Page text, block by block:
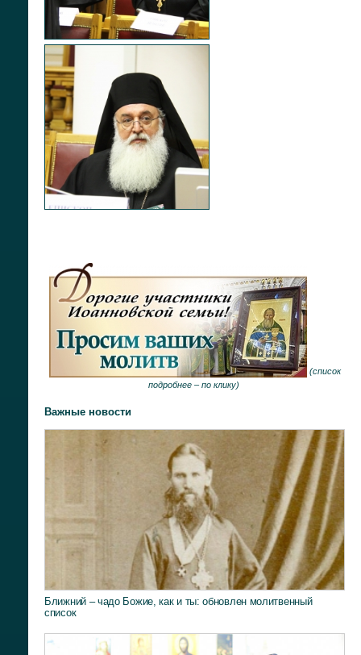
(список
подробнее – по клику)
Важные новости
Ближний – чадо Божие, как и ты: обновлен молитвенный
список